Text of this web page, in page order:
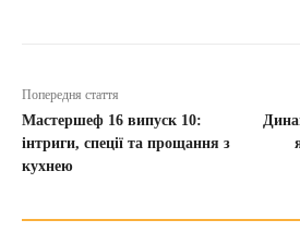
Попередня стаття
Мастершеф 16 випуск 10:
інтриги, спеції та прощання з
кухнею